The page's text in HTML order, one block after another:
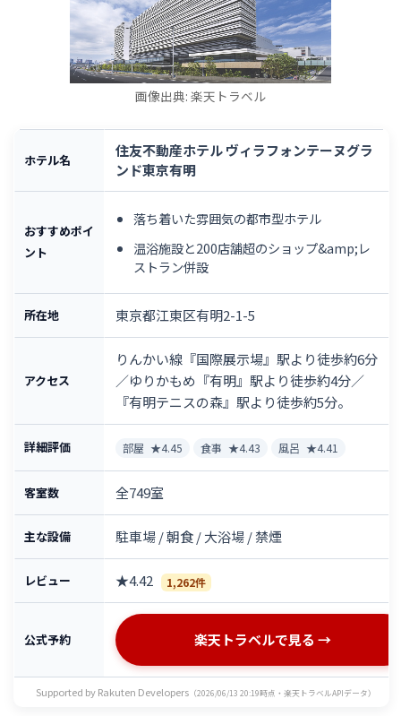
画像出典: 楽天トラベル
ホテル名
住友不動産ホテル ヴィラフォンテーヌグラ
ンド東京有明
おすすめポイ
ント
落ち着いた雰囲気の都市型ホテル
温浴施設と200店舗超のショップ&amp;レ
ストラン併設
所在地 東京都江東区有明2-1-5
アクセス
りんかい線『国際展示場』駅より徒歩約6分
／ゆりかもめ『有明』駅より徒歩約4分／
『有明テニスの森』駅より徒歩約5分。
詳細評価 部屋 ★4.45 食事 ★4.43 風呂 ★4.41
客室数 全749室
主な設備 駐車場 / 朝食 / 大浴場 / 禁煙
レビュー ★4.42 1,262件
公式予約 楽天トラベルで見る →
Supported by Rakuten Developers （2026/06/13 20:19時点・楽天トラベルAPIデータ）